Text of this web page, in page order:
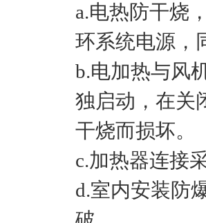
a.电热防干烧
环系统电源，
b.电加热与风
独启动，在关
干烧而损坏。
c.加热器连接
d.室内安装防